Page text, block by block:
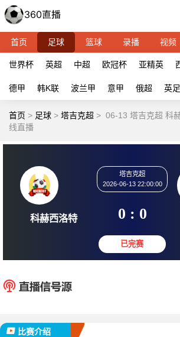
首页 足球 篮球 录播 视频
世界杯 英超 中超 欧冠杯 亚精英
德甲 韩K联 波兰甲 意甲 俄超 英
首页 > 足球 > 塔吉克超 > 06-13 塔吉克超 科
线直播
塔吉克超
2026-06-13
0 : 0
比赛介绍